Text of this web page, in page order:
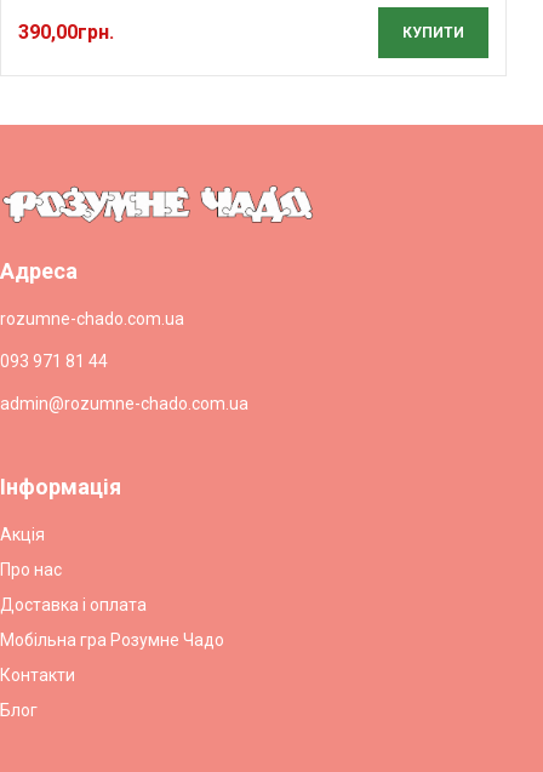
390,00грн. КУПИТИ
Адреса
rozumne-chado.com.ua
093 971 81 44
admin@rozumne-chado.com.ua
Інформація
Акція
Про нас
Доставка і оплата
Мобільна гра Розумне Чадо
Контакти
Блог